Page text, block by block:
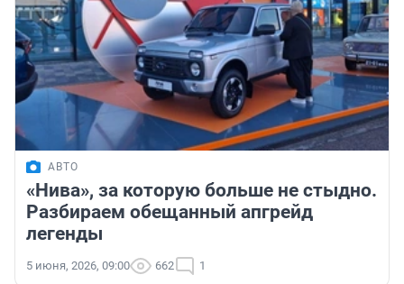
АВТО
«Нива», за которую больше не стыдно.
Разбираем обещанный апгрейд
легенды
5 июня, 2026, 09:00 662 1